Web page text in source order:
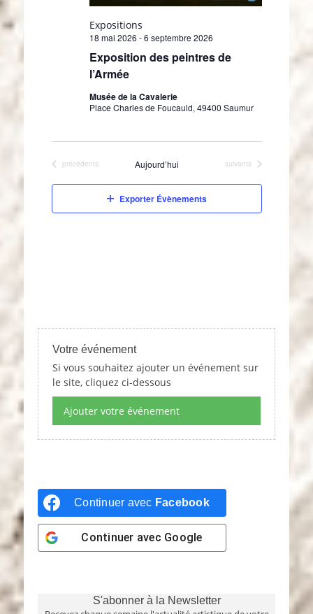
18 mai 2026 -6 septembre 2026
Exposition des peintres de
l’Armée
Expositions
Musée de la Cavalerie
Place Charles de Foucauld, 49400 Saumur
Évènements
précédents Aujourd’hui Évènements
suivants
Exporter Évènements
Votre événement
Si vous souhaitez ajouter un événement sur
le site, cliquez ci-dessous
Ajouter votre événement
Continuer avec Facebook
Continuer avec Google
S'abonner à la Newsletter